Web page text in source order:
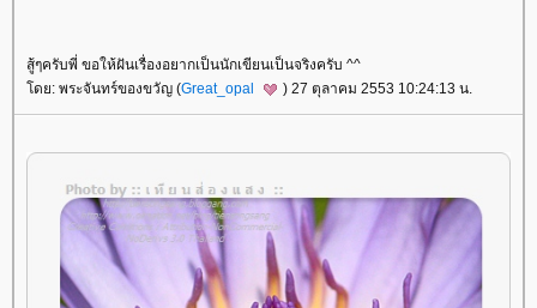
สู้ๆครับพี่ ขอให้ฝันเรื่องอยากเป็นนักเขียนเป็นจริงครับ ^^
ดย: พระจันทร์ของขวัญ (Great_opal ) 27 ตุลาคม 2553 10:24:13 น.